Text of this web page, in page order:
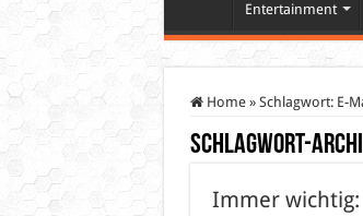
Entertainment
Home » Schlagwort: E-
Schlagwort-
Immer